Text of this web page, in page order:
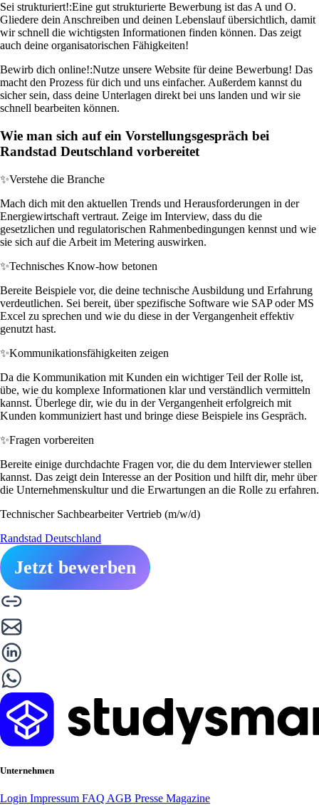
Sei strukturiert!:Eine gut strukturierte Bewerbung ist das A und O.
Gliedere dein Anschreiben und deinen Lebenslauf übersichtlich, damit
wir schnell die wichtigsten Informationen finden können. Das zeigt
auch deine organisatorischen Fähigkeiten!
Bewirb dich online!:Nutze unsere Website für deine Bewerbung! Das
macht den Prozess für dich und uns einfacher. Außerdem kannst du
sicher sein, dass deine Unterlagen direkt bei uns landen und wir sie
schnell bearbeiten können.
Wie man sich auf ein Vorstellungsgespräch bei
Randstad Deutschland vorbereitet
✨Verstehe die Branche
Mach dich mit den aktuellen Trends und Herausforderungen in der
Energiewirtschaft vertraut. Zeige im Interview, dass du die
gesetzlichen und regulatorischen Rahmenbedingungen kennst und wie
sie sich auf die Arbeit im Metering auswirken.
✨Technisches Know-how betonen
Bereite Beispiele vor, die deine technische Ausbildung und Erfahrung
verdeutlichen. Sei bereit, über spezifische Software wie SAP oder MS
Excel zu sprechen und wie du diese in der Vergangenheit effektiv
genutzt hast.
✨Kommunikationsfähigkeiten zeigen
Da die Kommunikation mit Kunden ein wichtiger Teil der Rolle ist,
übe, wie du komplexe Informationen klar und verständlich vermitteln
kannst. Überlege dir, wie du in der Vergangenheit erfolgreich mit
Kunden kommuniziert hast und bringe diese Beispiele ins Gespräch.
✨Fragen vorbereiten
Bereite einige durchdachte Fragen vor, die du dem Interviewer stellen
kannst. Das zeigt dein Interesse an der Position und hilft dir, mehr über
die Unternehmenskultur und die Erwartungen an die Rolle zu erfahren.
Technischer Sachbearbeiter Vertrieb (m/w/d)
Randstad Deutschland
Jetzt bewerben
Unternehmen
Login Impressum FAQ AGB Presse Magazine